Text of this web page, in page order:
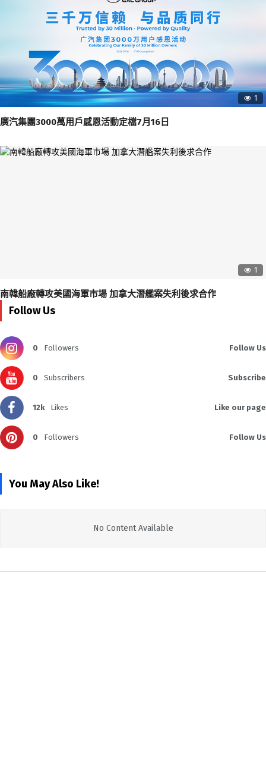
1
廣汽集團3000萬用戶感恩活動定檔7月16日
1
南韓船廠轉攻美國海軍市場 加拿大潛艦案失利後求合作
Follow Us
0 Followers Follow Us
0 Subscribers Subscribe
12k Likes Like our page
0 Followers Follow Us
You May Also Like!
No Content Available